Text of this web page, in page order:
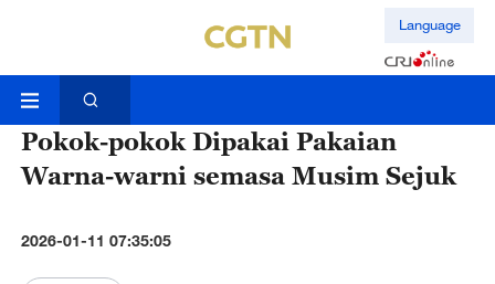
Language
Pokok-pokok Dipakai Pakaian
Warna-warni semasa Musim Sejuk
2026-01-11 07:35:05